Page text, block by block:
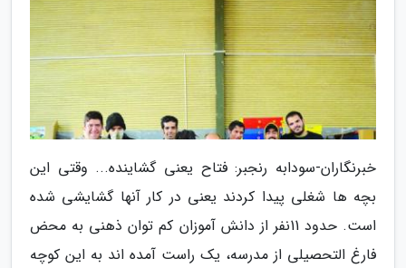
خبرنگاران-سودابه رنجبر: فتاح یعنی گشاینده... وقتی این
بچه ها شغلی پیدا کردند یعنی در کار آنها گشایشی شده
است. حدود 11نفر از دانش آموزان کم توان ذهنی به محض
فارغ التحصیلی از مدرسه، یک راست آمده اند به این کوچه